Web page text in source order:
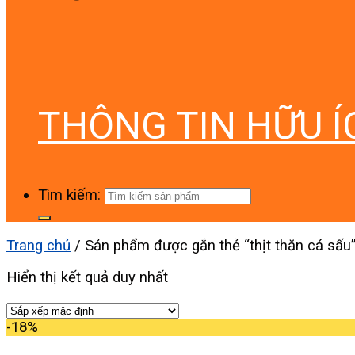
THÔNG TIN HỮU
Tìm kiếm:
Trang chủ / Sản phẩm được gắn thẻ “thịt thăn cá sấu”
Hiển thị kết quả duy nhất
-18%